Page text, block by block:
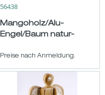
56438
Mangoholz/Alu-
Engel/Baum natur-
B15/17cm
Preise nach Anmeldung.